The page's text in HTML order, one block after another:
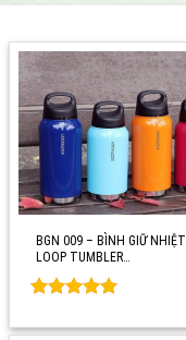
BGN 009 – BÌNH GIỮ NHIỆT
LOOP TUMBLER…
out of 5